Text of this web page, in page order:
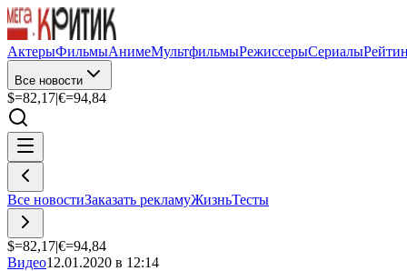
АктерыФильмыАнимеМультфильмыРежиссерыСериалы
Все новости
$=82,17|€=94,84
Все новостиЗаказать рекламуЖизньТесты
$=82,17|€=94,84
Видео12.01.2020 в 12:14